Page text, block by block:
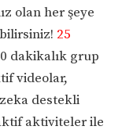
olan her şeye
25
dakikalık grup
videolar,
destekli
aktiviteler ile